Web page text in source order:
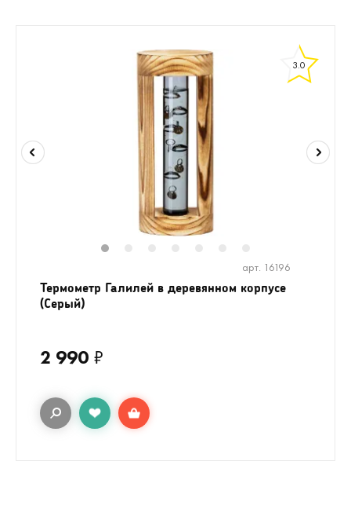
3.0
арт. 16196
Термометр Галилей в деревянном корпусе
(Серый)
2 990 ₽